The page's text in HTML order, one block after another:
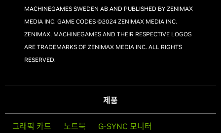
MACHINEGAMES SWEDEN AB AND PUBLISHED BY ZENIMAX
MEDIA INC. GAME CODES ©2024 ZENIMAX MEDIA INC.
ZENIMAX, MACHINEGAMES AND THEIR RESPECTIVE LOGOS
ARE TRADEMARKS OF ZENIMAX MEDIA INC. ALL RIGHTS
RESERVED.
제품
그래픽 카드 노트북 G-SYNC 모니터